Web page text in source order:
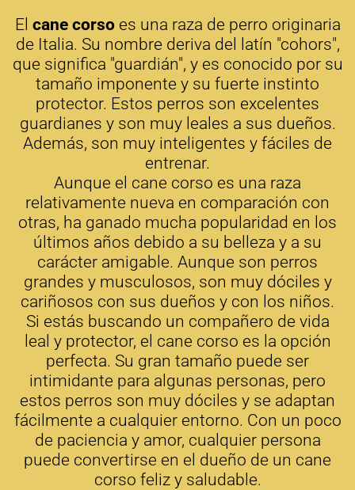
El cane corso es una raza de perro originaria
de Italia. Su nombre deriva del latín "cohors",
que significa "guardián", y es conocido por su
tamaño imponente y su fuerte instinto
protector. Estos perros son excelentes
guardianes y son muy leales a sus dueños.
Además, son muy inteligentes y fáciles de
entrenar.
Aunque el cane corso es una raza
relativamente nueva en comparación con
otras, ha ganado mucha popularidad en los
últimos años debido a su belleza y a su
carácter amigable. Aunque son perros
grandes y musculosos, son muy dóciles y
cariñosos con sus dueños y con los niños.
Si estás buscando un compañero de vida
leal y protector, el cane corso es la opción
perfecta. Su gran tamaño puede ser
intimidante para algunas personas, pero
estos perros son muy dóciles y se adaptan
fácilmente a cualquier entorno. Con un poco
de paciencia y amor, cualquier persona
puede convertirse en el dueño de un cane
corso feliz y saludable.